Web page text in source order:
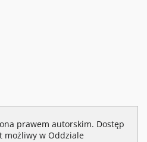
prawem autorskim. Dostęp
możliwy w Oddziale